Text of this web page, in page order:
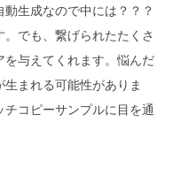
生成なので中には？？？
。でも、繋げられたたくさ
を与えてくれます。悩んだ
生まれる可能性がありま
コピーサンプルに目を通